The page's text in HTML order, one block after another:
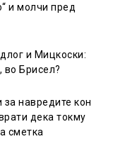
и молчи пред
и Мицкоски:
во Брисел?
навредите кон
дека токму
сметка